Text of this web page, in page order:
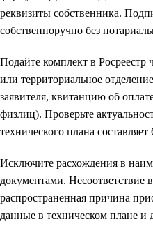
реквизиты собственника.
собственноручно без
Подайте комплект в
или территориальное
заявителя, квитанцию об
физлиц). Проверьте
технического плана составляет
Исключите расхождения в
документами. Несоответствие
распространенная причина
данные в техническом плане и